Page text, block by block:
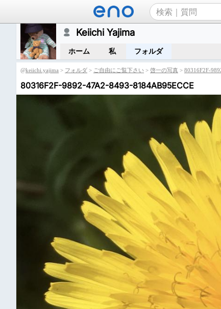
Keiichi Yajima
ホーム 私 フォルダ
@keiichi.yajima > フォルダ > ご自由にご覧下さい > 啓一の写真 > 80316F2F-
80316F2F-9892-47A2-8493-8184AB95ECCE